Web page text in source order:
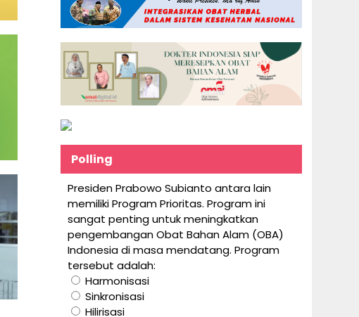
Polling
Presiden Prabowo Subianto antara lain
memiliki Program Prioritas. Program ini
sangat penting untuk meningkatkan
pengembangan Obat Bahan Alam (OBA)
Indonesia di masa mendatang. Program
tersebut adalah:
Harmonisasi
Sinkronisasi
Hilirisasi